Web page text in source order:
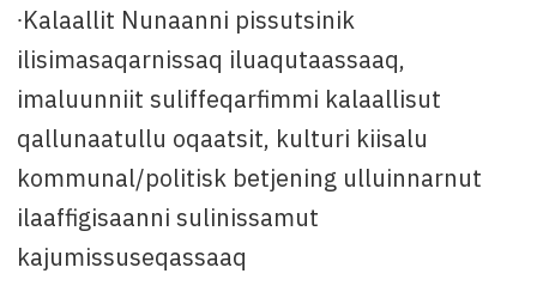
∙Kalaallit Nunaanni pissutsinik
ilisimasaqarnissaq iluaqutaassaaq,
imaluunniit suliffeqarfimmi kalaallisut
qallunaatullu oqaatsit, kulturi kiisalu
kommunal/politisk betjening ulluinnarnut
ilaaffigisaanni sulinissamut
kajumissuseqassaaq